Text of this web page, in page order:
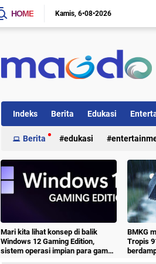
HOME Kamis 6•08•2026
Indeks Berita Edukasi
Teknologi Tips & Trik Travel
Berita edukasi
tips & trik
Mari kita lihat konsep di balik
Windows 12 Gaming Edition,
sistem operasi impian para gamer
BMKG
Tropis